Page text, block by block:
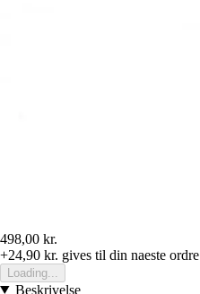
498,00 kr.
+24,90 kr. gives til din naeste ordre
Loading...
Beskrivelse